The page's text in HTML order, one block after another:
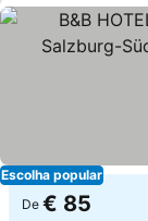
Escolha popular
De € 85